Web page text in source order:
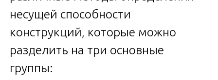
несущей способности
конструкций, которые можно
разделить на три основные
группы: